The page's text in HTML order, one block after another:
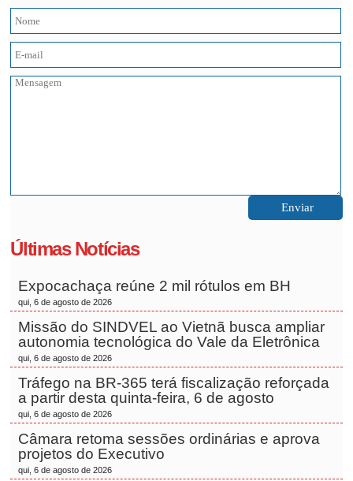
Últimas Notícias
Expocachaça reúne 2 mil rótulos em BH
qui, 6 de agosto de 2026
Missão do SINDVEL ao Vietnã busca ampliar
autonomia tecnológica do Vale da Eletrônica
qui, 6 de agosto de 2026
Tráfego na BR-365 terá fiscalização reforçada
a partir desta quinta-feira, 6 de agosto
qui, 6 de agosto de 2026
Câmara retoma sessões ordinárias e aprova
projetos do Executivo
qui, 6 de agosto de 2026